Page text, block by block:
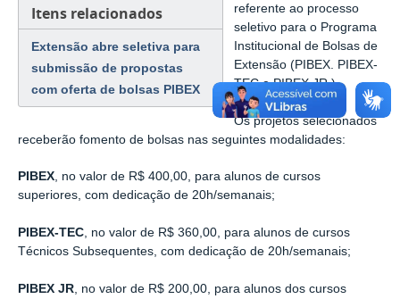
Itens relacionados
Extensão abre seletiva para
submissão de propostas
com oferta de bolsas PIBEX
referente ao processo
seletivo para o Programa
Institucional de Bolsas de
Extensão (PIBEX. PIBEX-
TEC e PIBEX JR.).
Os projetos selecionados
receberão fomento de bolsas nas seguintes modalidades:
PIBEX, no valor de R$ 400,00, para alunos de cursos
superiores, com dedicação de 20h/semanais;
PIBEX-TEC, no valor de R$ 360,00, para alunos de cursos
Técnicos Subsequentes, com dedicação de 20h/semanais;
PIBEX JR , no valor de R$ 200,00, para alunos dos cursos